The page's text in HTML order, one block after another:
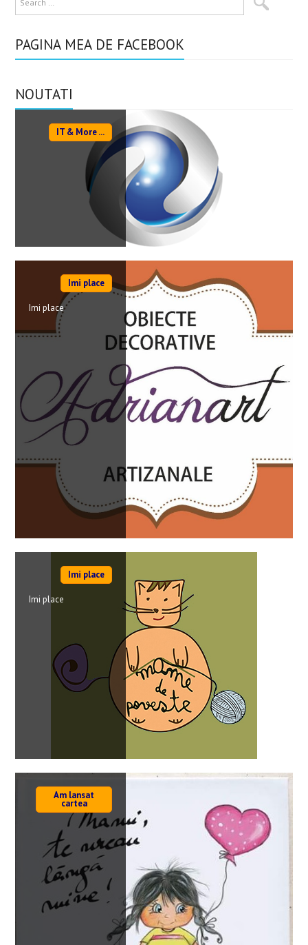
PAGINA MEA DE FACEBOOK
NOUTATI
IT & More ...
Imi place
Imi place
Imi place
Imi place
Am lansat
cartea